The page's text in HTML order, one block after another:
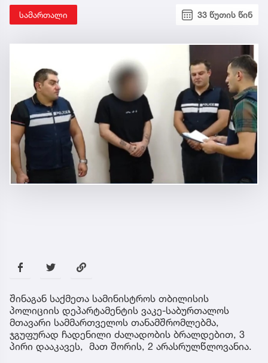
სამართალი 33 წუთის წინ
შინაგან საქმეთა სამინისტროს თბილისის
პოლიციის დეპარტამენტის ვაკე-საბურთალოს
მთავარი სამმართველოს თანამშრომლებმა,
ჯგუფურად ჩადენილი ძალადობის ბრალდებით, 3
პირი დააკავეს, მათ შორის, 2 არასრულწლოვანია.